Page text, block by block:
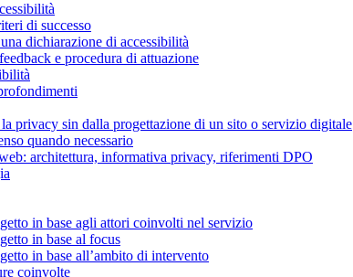
di successo
dichiarazione di accessibilità
e procedura di attuazione
privacy sin dalla progettazione di un sito o servizio digitale
quando necessario
architettura, informativa privacy, riferimenti DPO
in base agli attori coinvolti nel servizio
in base al focus
in base all’ambito di intervento
coinvolte